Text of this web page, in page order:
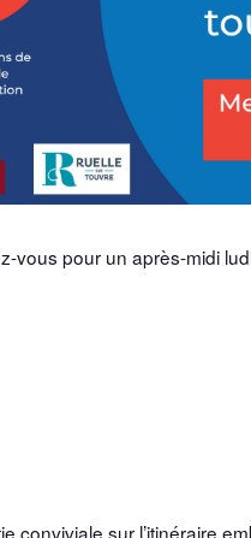
vous pour un après-midi
conviviale sur l’itinéraire